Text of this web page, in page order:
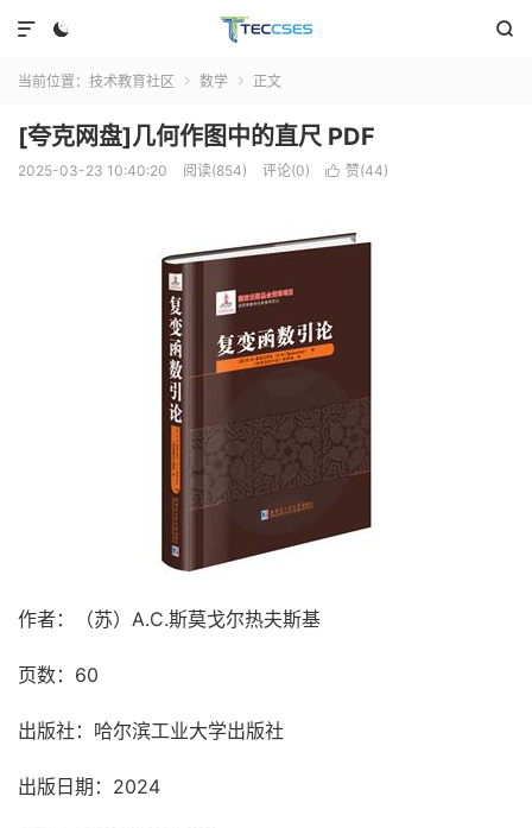
 

当前位置： 技术教育社区  数学  正文
[夸克网盘]几何作图中的直尺 PDF
2025-03-23 10:40:20 阅读(854) 评论(0)  赞(44)
作者：（苏）A.C.斯莫戈尔热夫斯基
页数：60
出版社：哈尔滨工业大学出版社
出版日期：2024